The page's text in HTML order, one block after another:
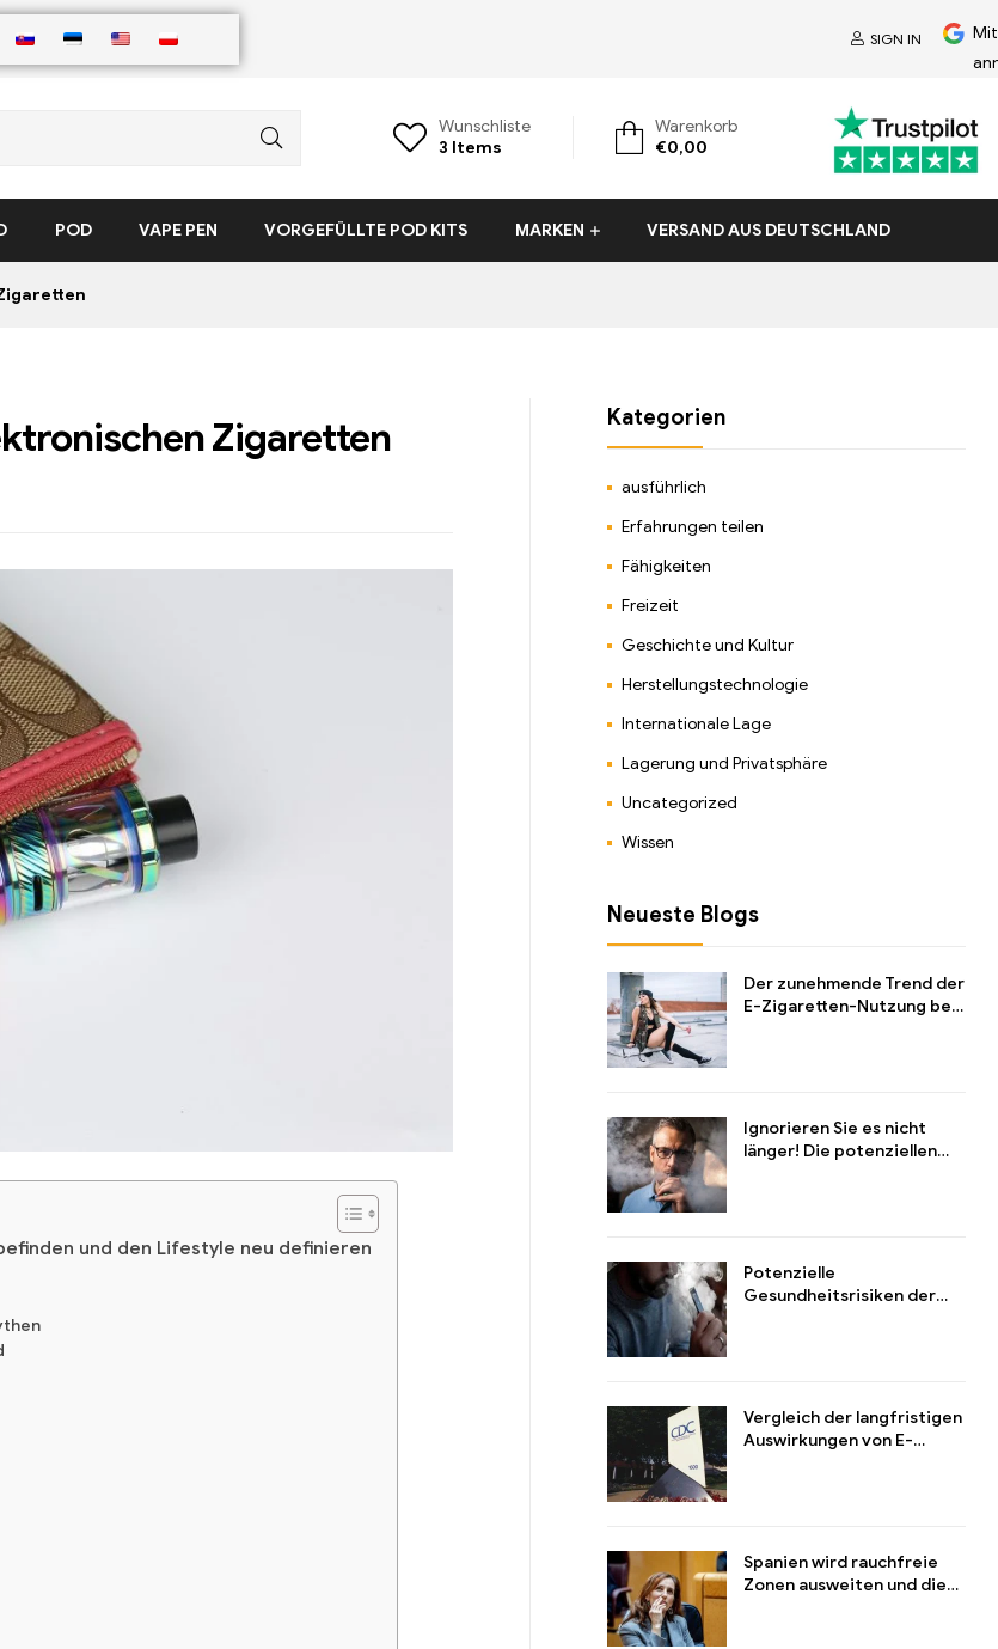
SIGN IN
Wunschliste
3 Items
Warenkorb
€0,00
POD VAPE PEN VORGEFÜLLTE POD KITS MARKEN VERSAND AUS DEUTSCHLAND
Zigaretten
und den Lifestyle neu definieren
Kategorien
ausführlich
Erfahrungen teilen
Fähigkeiten
Freizeit
Geschichte und Kultur
Herstellungstechnologie
Internationale Lage
Lagerung und Privatsphäre
Uncategorized
Wissen
Neueste Blogs
Der zunehmende Trend der
E-Zigaretten-Nutzung bei
Ignorieren Sie es nicht
länger! Die potenziellen
Menschen in der Nähe
Potenzielle
Gesundheitsrisiken der
Vergleich der langfristigen
Auswirkungen von E-
Spanien wird rauchfreie
Zonen ausweiten und die